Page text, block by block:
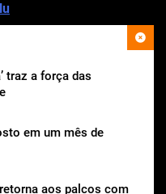
traz a força das
em um mês de
aos palcos com